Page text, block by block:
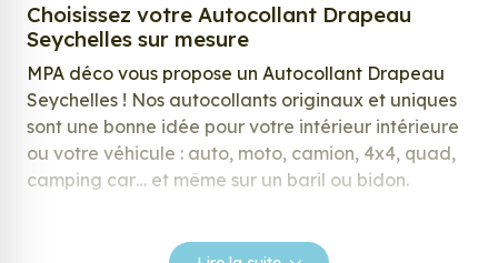
Choisissez votre Autocollant Drapeau
Seychelles sur mesure
MPA déco vous propose un Autocollant Drapeau
Seychelles ! Nos autocollants originaux et uniques
sont une bonne idée pour votre intérieur intérieure
ou votre véhicule : auto, moto, camion, 4x4, quad,
camping car… et même sur un baril ou bidon.